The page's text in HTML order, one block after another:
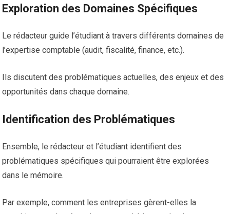
Exploration des Domaines Spécifiques
Le rédacteur guide l’étudiant à travers différents domaines de
l’expertise comptable (audit, fiscalité, finance, etc.).
Ils discutent des problématiques actuelles, des enjeux et des
opportunités dans chaque domaine.
Identification des Problématiques
Ensemble, le rédacteur et l’étudiant identifient des
problématiques spécifiques qui pourraient être explorées
dans le mémoire.
Par exemple, comment les entreprises gèrent-elles la